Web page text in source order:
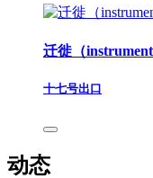
迁徙（
十七号出口
动态